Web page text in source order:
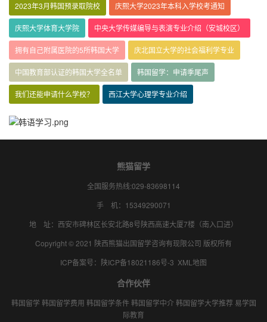
2023年3月韩国预录取院校 庆熙大学2023年本科入学校考通知
庆熙大学体育大学院 中央大学传媒编导与表演专业介绍（安城校区）
拥有自己附属医院的5所韩国大学 庆北国立大学的社会福利学专业
中国教育部认证的韩国大学全名单 韩国留学：申请季尾声
我们还能申请什么学校？ 西江大学心理学专业介绍
熊猫留学
全国服务热线:029-83698114
手 机：15349290071
地 址：西安市碑林区长安北路8号陕西高速大厦7楼（南入口进）
Copyright © 2021 陕西熊猫出国留学咨询有现限公司 版权所有
ICP备案号： 陕ICP备18021186号-3 XML地图
合作伙伴
韩国留学 韩国留学费用 韩国留学条件 韩国留学中介 韩国留学大学推荐 易学国
际教育